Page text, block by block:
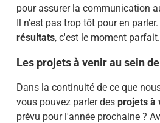
pour assurer la communication
Il n'est pas trop tôt pour en
résultats, c'est le moment parfait.
Les projets à venir au sein
Dans la continuité de ce que
vous pouvez parler des projets à
prévu pour l'année prochaine ?